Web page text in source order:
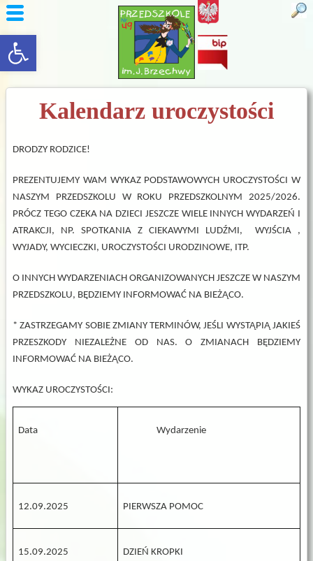
rozwiń/zwiń panel
Kalendarz uroczystości
DRODZY RODZICE!
PREZENTUJEMY WAM WYKAZ PODSTAWOWYCH UROCZYSTOŚCI W
NASZYM PRZEDSZKOLU W ROKU PRZEDSZKOLNYM 2025/2026.
PRÓCZ TEGO CZEKA NA DZIECI JESZCZE WIELE INNYCH WYDARZEŃ I
ATRAKCJI, NP. SPOTKANIA Z CIEKAWYMI LUDŹMI, WYJŚCIA ,
WYJADY, WYCIECZKI, UROCZYSTOŚCI URODZINOWE, ITP.
O INNYCH WYDARZENIACH ORGANIZOWANYCH JESZCZE W NASZYM
PRZEDSZKOLU, BĘDZIEMY INFORMOWAĆ NA BIEŻĄCO.
* ZASTRZEGAMY SOBIE ZMIANY TERMINÓW, JEŚLI WYSTĄPIĄ JAKIEŚ
PRZESZKODY NIEZALEŻNE OD NAS. O ZMIANACH BĘDZIEMY
INFORMOWAĆ NA BIEŻĄCO.
WYKAZ UROCZYSTOŚCI:
Data Wydarzenie
12.09.2025 PIERWSZA POMOC
15.09.2025 DZIEŃ KROPKI